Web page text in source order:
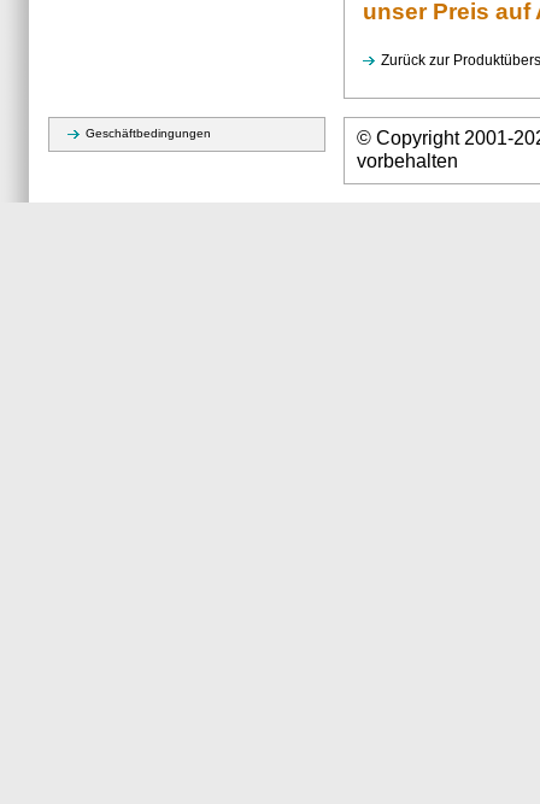
unser Preis auf
Zurück zur
Geschäftbedingungen
© Copyright 2001-
vorbehalten